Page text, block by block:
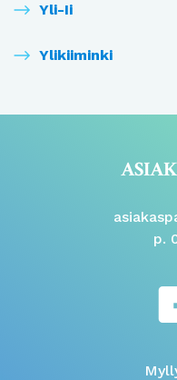
Yli-Ii
Ylikiiminki
p.